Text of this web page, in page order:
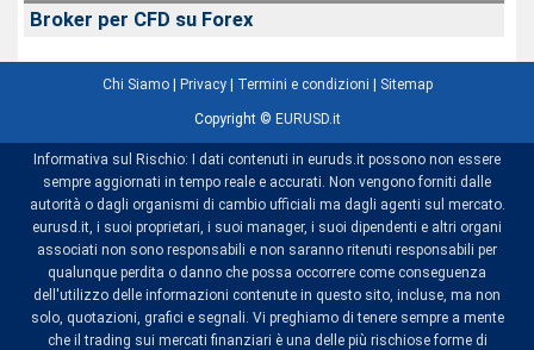
Broker per CFD su Forex
Chi Siamo| Privacy| Termini e condizioni Sitemap
Copyright © EURUSD.it
Informativa sul Rischio: I dati contenuti in euruds.it possono non essere
sempre aggiornati in tempo reale e accurati. Non vengono forniti dalle
autorità o dagli organismi di cambio ufficiali ma dagli agenti sul mercato.
eurusd.it, i suoi proprietari, i suoi manager, i suoi dipendenti e altri organi
associati non sono responsabili e non saranno ritenuti responsabili per
qualunque perdita o danno che possa occorrere come conseguenza
dell'utilizzo delle informazioni contenute in questo sito, incluse, ma non
solo, quotazioni, grafici e segnali. Vi preghiamo di tenere sempre a mente
che il trading sui mercati finanziari è una delle più rischiose forme di